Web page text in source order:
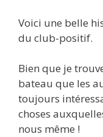
Voici une belle
du club-positif.
Bien que je
bateau que les
toujours
choses
nous même !